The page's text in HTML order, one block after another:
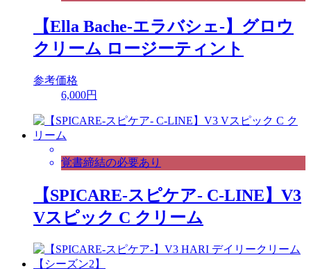
【Ella Bache-エラバシェ-】グロウ
クリーム ロージーティント
参考価格
6,000円
覚書締結の必要あり
【SPICARE-スピケア- C-LINE】V3
Vスピック C クリーム